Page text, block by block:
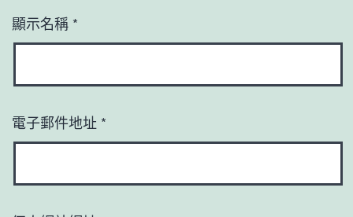
顯示名稱 *
電子郵件地址 *